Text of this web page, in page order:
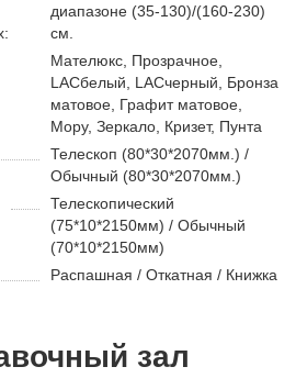
диапазоне (35-130)/(160-230)
см.
Мателюкс, Прозрачное,
LACбелый, LACчерный, Бронза
матовое, Графит матовое,
Мору, Зеркало, Кризет, Пунта
Телескоп (80*30*2070мм.) /
Обычный (80*30*2070мм.)
Телескопический
(75*10*2150мм) / Обычный
(70*10*2150мм)
Распашная / Откатная / Книжка
зал